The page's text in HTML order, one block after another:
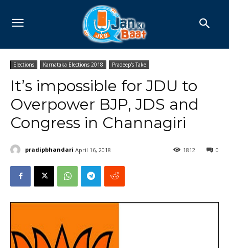
Elections Karnataka Elections 2018 Pradeep's Take
It’s impossible for JDU to
Overpower BJP, JDS and
Congress in Channagiri
pradipbhandari April 16, 2018 0
1812